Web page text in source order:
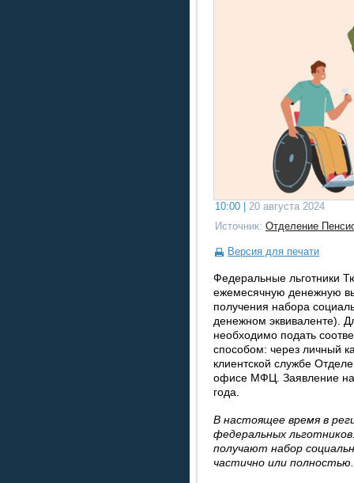
10:00 |
20 августа 2024
Источник: Отделение
Версия для печати
Федеральные льготники
ежемесячную денежную
получения набора
денежном эквиваленте).
необходимо подать
способом: через личный
клиентской службе
офисе МФЦ. Заявление
года.
В настоящее время в
федеральных
получают набор
частично или полностью.